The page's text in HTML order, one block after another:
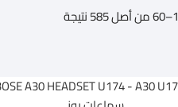
تم
التقييم